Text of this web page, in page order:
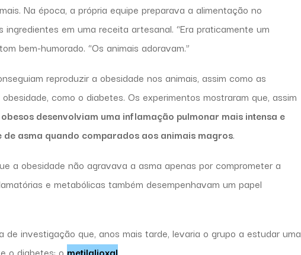
Na época, a própria equipe preparava a alimentação no
em uma receita artesanal. “Era praticamente um
bem-humorado. “Os animais adoravam.”
reproduzir a obesidade nos animais, assim como as
como o diabetes. Os experimentos mostraram que, assim
desenvolviam uma inflamação pulmonar mais intensa e
asma quando comparados aos animais magros.
a obesidade não agravava a asma apenas por comprometer a
e metabólicas também desempenhavam um papel
investigação que, anos mais tarde, levaria o grupo a estudar uma
o diabetes: o metilglioxal